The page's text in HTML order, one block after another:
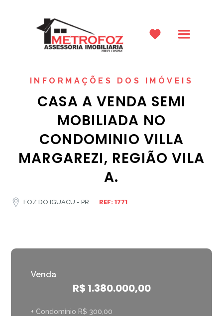
INFORMAÇÕES DOS IMÓVEIS
CASA A VENDA SEMI
MOBILIADA NO
CONDOMINIO VILLA
MARGAREZI, REGIÃO VILA
A.
FOZ DO IGUACU - PR REF: 1771
Venda
R$ 1.380.000,00
+ Condomínio R$ 300,00